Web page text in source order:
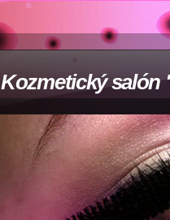
Kozmetický salón